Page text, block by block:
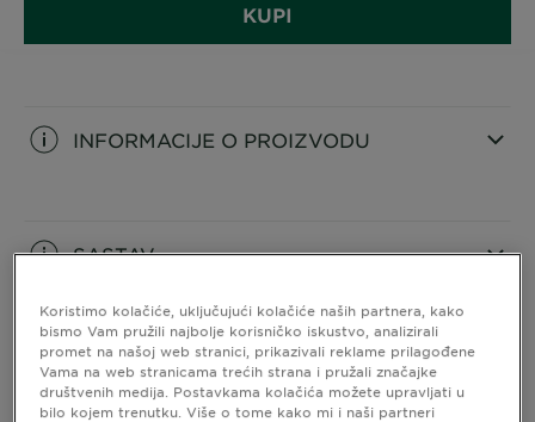
KUPI
INFORMACIJE O PROIZVODU
SASTAV
CLOSE SUBPANEL
SIGURNOSNE INFORMACIJE
Koristimo kolačiće, uključujući kolačiće naših partnera, kako
bismo Vam pružili najbolje korisničko iskustvo, analizirali
promet na našoj web stranici, prikazivali reklame prilagođene
Vama na web stranicama trećih strana i pružali značajke
društvenih medija. Postavkama kolačića možete upravljati u
bilo kojem trenutku. Više o tome kako mi i naši partneri